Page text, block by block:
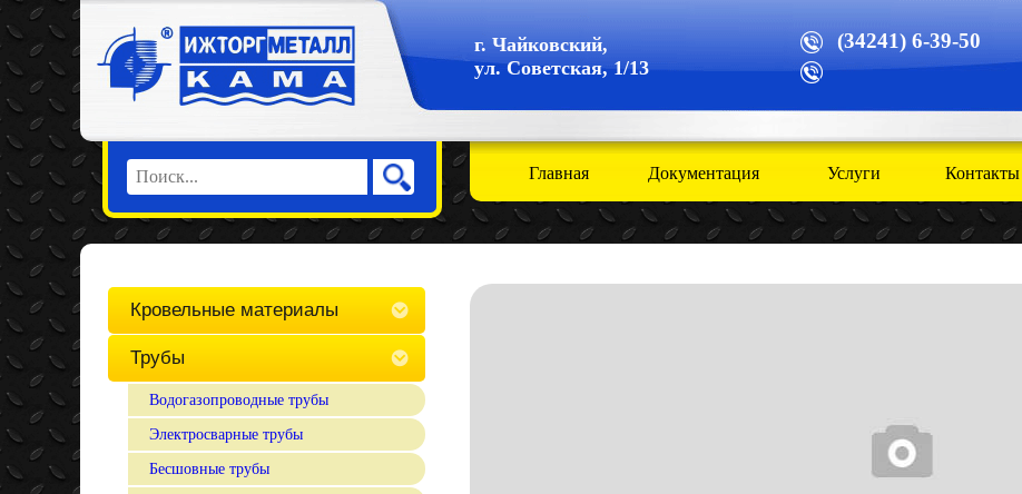
г. Чайковский,
ул. Советская, 1/13
(34241) 6-39-50
Главная Документация Услуги Контакты
Кровельные материалы
Трубы
Водогазопроводные трубы
Электросварные трубы
Бесшовные трубы